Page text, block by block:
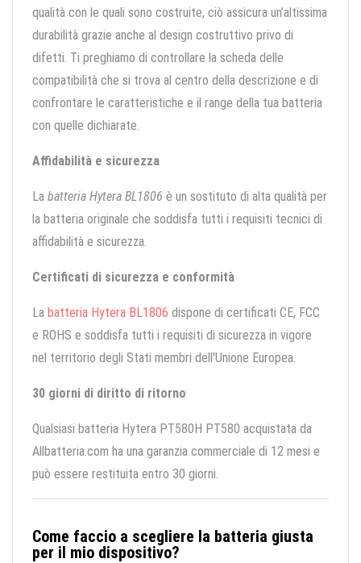
qualità con le quali sono costruite, ciò assicura un’altissima
durabilità grazie anche al design costruttivo privo di
difetti. Ti preghiamo di controllare la scheda delle
compatibilità che si trova al centro della descrizione e di
confrontare le caratteristiche e il range della tua batteria
con quelle dichiarate.
Affidabilità e sicurezza
La batteria Hytera BL1806 è un sostituto di alta qualità per
la batteria originale che soddisfa tutti i requisiti tecnici di
affidabilità e sicurezza.
Certificati di sicurezza e conformità
La batteria Hytera BL1806 dispone di certificati CE, FCC
e ROHS e soddisfa tutti i requisiti di sicurezza in vigore
nel territorio degli Stati membri dell'Unione Europea.
30 giorni di diritto di ritorno
Qualsiasi batteria Hytera PT580H PT580 acquistata da
Allbatteria.com ha una garanzia commerciale di 12 mesi e
può essere restituita entro 30 giorni.
Come faccio a scegliere la batteria giusta
per il mio dispositivo?